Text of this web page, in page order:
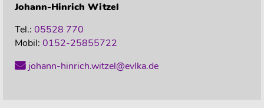
Johann-Hinrich Witzel
Tel.: 05528 770
Mobil: 0152-25855722
johann-hinrich.witzel@evlka.de